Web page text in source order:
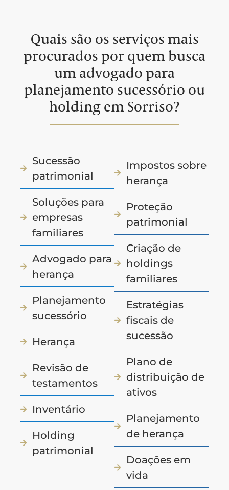
Quais são os serviços mais
procurados por quem busca
um advogado para
planejamento sucessório ou
holding em Sorriso?
Sucessão
patrimonial
Soluções para
empresas
familiares
Advogado para
herança
Planejamento
sucessório
Herança
Revisão de
testamentos
Inventário
Holding
patrimonial
Impostos sobre
herança
Proteção
patrimonial
Criação de
holdings
familiares
Estratégias
fiscais de
sucessão
Plano de
distribuição de
ativos
Planejamento
de herança
Doações em
vida